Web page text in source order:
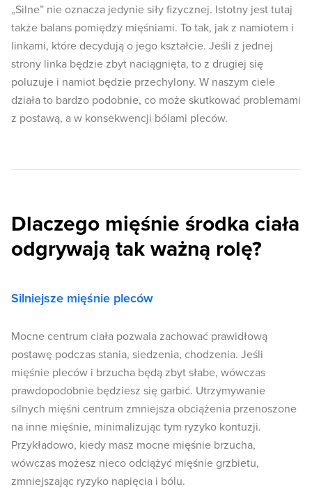
„Silne” nie oznacza jedynie siły fizycznej. Istotny jest tutaj
także balans pomiędzy mięśniami. To tak, jak z namiotem i
linkami, które decydują o jego kształcie. Jeśli z jednej
strony linka będzie zbyt naciągnięta, to z drugiej się
poluzuje i namiot będzie przechylony. W naszym ciele
działa to bardzo podobnie, co może skutkować problemami
z postawą, a w konsekwencji bólami pleców.
Dlaczego mięśnie środka ciała
odgrywają tak ważną rolę?
Silniejsze mięśnie pleców
Mocne centrum ciała pozwala zachować prawidłową
postawę podczas stania, siedzenia, chodzenia. Jeśli
mięśnie pleców i brzucha będą zbyt słabe, wówczas
prawdopodobnie będziesz się garbić. Utrzymywanie
silnych mięśni centrum zmniejsza obciążenia przenoszone
na inne mięśnie, minimalizując tym ryzyko kontuzji.
Przykładowo, kiedy masz mocne mięśnie brzucha,
wówczas możesz nieco odciążyć mięśnie grzbietu,
zmniejszając ryzyko napięcia i bólu.